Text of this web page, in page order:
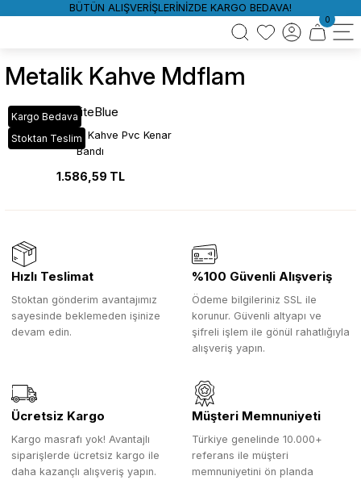
BÜTÜN ALIŞVERİŞLERİNİZDE KARGO BEDAVA!
0
Metalik Kahve Mdflam
Kargo Bedava
Stoktan Teslim
WhiteBlue
VT_303 Metalik Kahve Pvc Kenar
Bandı
1.586,59 TL
Hızlı Teslimat
Stoktan gönderim avantajımız
sayesinde beklemeden işinize
devam edin.
%100 Güvenli Alışveriş
Ödeme bilgileriniz SSL ile
korunur. Güvenli altyapı ve
şifreli işlem ile gönül rahatlığıyla
alışveriş yapın.
Ücretsiz Kargo
Kargo masrafı yok! Avantajlı
siparişlerde ücretsiz kargo ile
daha kazançlı alışveriş yapın.
Müşteri Memnuniyeti
Türkiye genelinde 10.000+
referans ile müşteri
memnuniyetini ön planda